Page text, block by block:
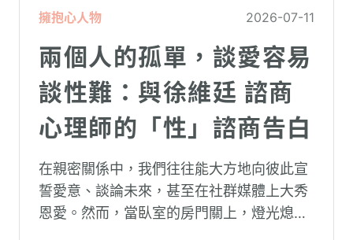
擁抱心人物 2026-07-11
兩個人的孤單，談愛容易
談性難：與徐維廷 諮商
心理師的「性」諮商告白
在親密關係中，我們往往能大方地向彼此宣
誓愛意、談論未來，甚至在社群媒體上大秀
恩愛。然而，當臥室的房門關上，燈光熄